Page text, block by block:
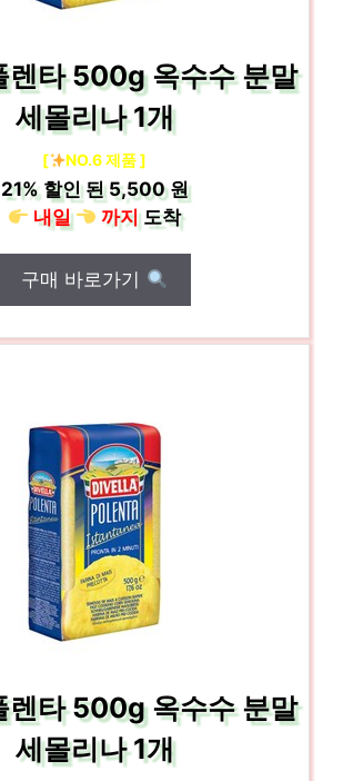
렌타 500g 옥수수 분말
세몰리나 1개
[ NO.6 제품 ]
21%할인 된5,500 원
내일
까지도착
구매 바로가기
렌타 500g 옥수수 분말
세몰리나 1개